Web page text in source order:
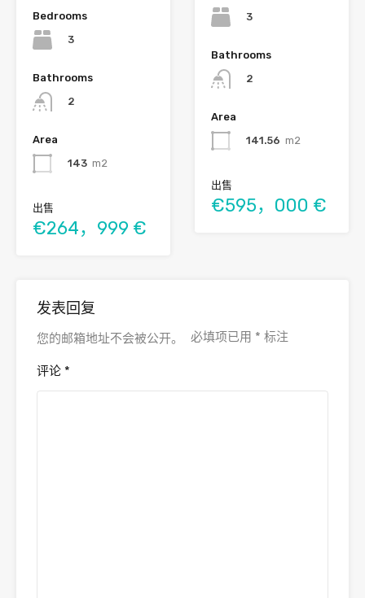
Bedrooms
3
Bathrooms
2
Area
143 m2
出售
€264，999 €
3
Bathrooms
2
Area
141.56 m2
出售
€595，000 €
发表回复
您的邮箱地址不会被公开。 必填项已用 * 标注
评论 *